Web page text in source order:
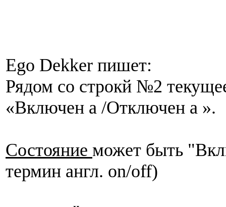
Ego Dekker пишет:
Рядом со строкй №2
«Включен а /Отключен а ».
Состояние может быть
термин англ. on/off)